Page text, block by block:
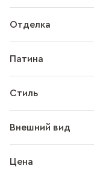
Отделка
Патина
Стиль
Внешний вид
Цена